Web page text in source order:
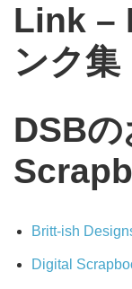
ス
キ
ッ
Link –
ンク集
DSB
Britt-ish
Digital